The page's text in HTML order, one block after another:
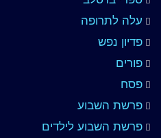
עלה לתרופה
פדיון נפש
פורים
פסח
פרשת השבוע
פרשת השבוע לילדים